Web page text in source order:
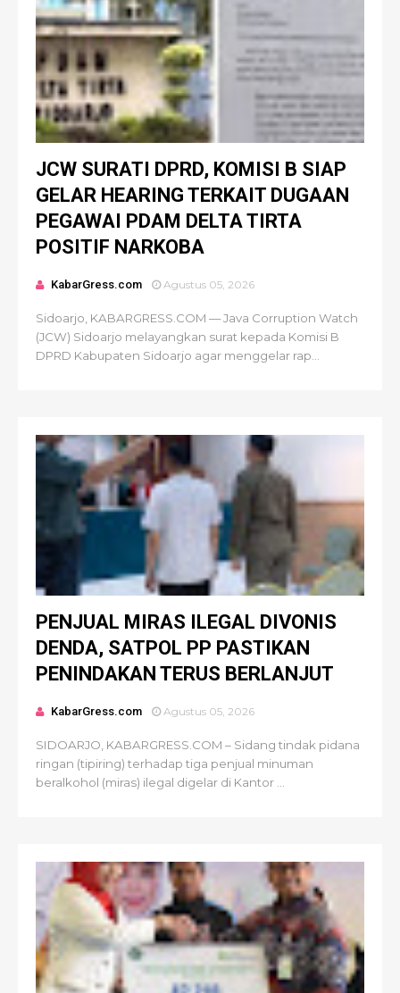
JCW SURATI DPRD, KOMISI B SIAP
GELAR HEARING TERKAIT DUGAAN
PEGAWAI PDAM DELTA TIRTA
POSITIF NARKOBA
KabarGress.com Agustus 05, 2026
Sidoarjo, KABARGRESS.COM — Java Corruption Watch
(JCW) Sidoarjo melayangkan surat kepada Komisi B
DPRD Kabupaten Sidoarjo agar menggelar rap...
PENJUAL MIRAS ILEGAL DIVONIS
DENDA, SATPOL PP PASTIKAN
PENINDAKAN TERUS BERLANJUT
KabarGress.com Agustus 05, 2026
SIDOARJO, KABARGRESS.COM – Sidang tindak pidana
ringan (tipiring) terhadap tiga penjual minuman
beralkohol (miras) ilegal digelar di Kantor ...